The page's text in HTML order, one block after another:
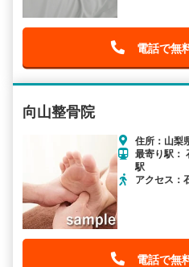
電話で無
向山整骨院
住所：山梨
最寄り駅：
駅
アクセス：
電話で無